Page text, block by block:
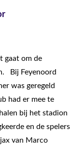
gaat om de
Bij Feyenoord
was geregeld
had er mee te
bij het stadion
en de spelers
van Marco